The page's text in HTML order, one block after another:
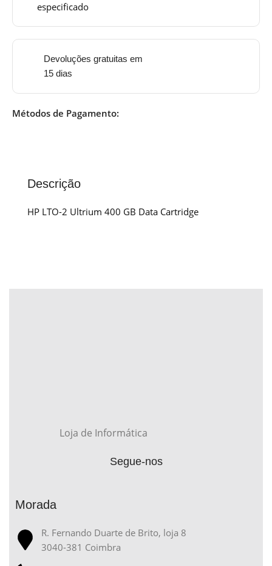
especificado
Devoluções gratuitas em
15 dias
Métodos de Pagamento:
Descrição
HP LTO-2 Ultrium 400 GB Data Cartridge
Loja de Informática
Segue-nos
Morada
R. Fernando Duarte de Brito, loja 8
3040-381 Coimbra